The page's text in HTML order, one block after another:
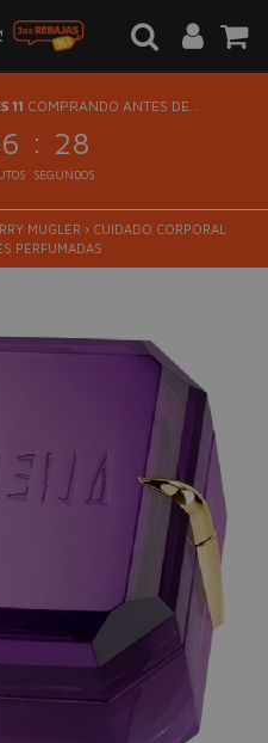
11 COMPRANDO ANTES DE...
: 28
SEGUNDOS
MUGLER › CUIDADO CORPORAL
PERFUMADAS